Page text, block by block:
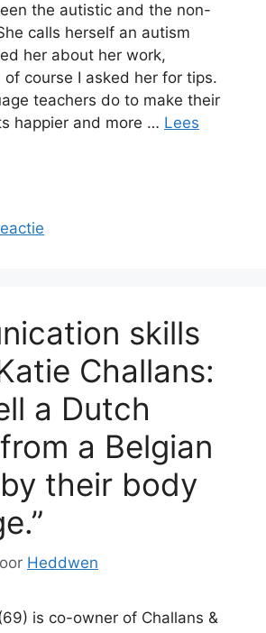
the autistic and the non-
calls herself an autism
her about her work,
of course I asked her for tips.
teachers do to make their
happier and more … Lees
skills
Challans:
a Dutch
a Belgian
their body
Heddwen
is co-owner of Challans &